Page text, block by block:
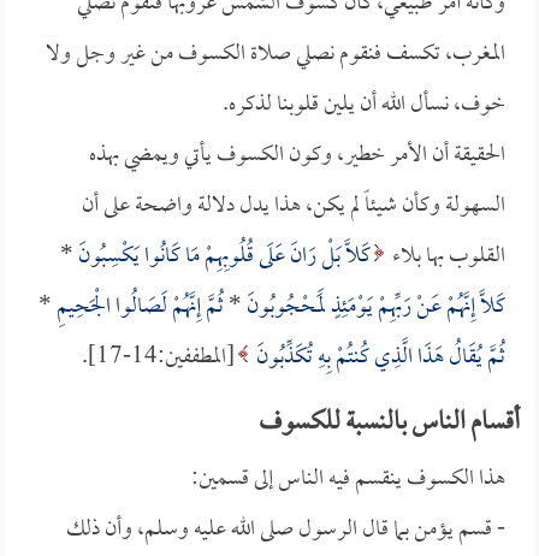
المغرب، تكسف فنقوم نصلي صلاة الكسوف من غير وجل ولا
خوف، نسأل الله أن يلين قلوبنا لذكره.
الحقيقة أن الأمر خطير، وكون الكسوف يأتي ويمضي بهذه
السهولة وكأن شيئاً لم يكن، هذا يدل دلالة واضحة على أن
القلوب بها بلاء كَلاَّ بَلْ رَانَ عَلَى قُلُوبِهِمْ مَا كَانُوا يَكْسِبُونَ*
كَلاَّ إِنَّهُمْ عَنْ رَبِّهِمْ يَوْمَئِذٍ لَمَحْجُوبُونَ*ثُمَّ إِنَّهُمْ لَصَالُوا الْجَحِيمِ*
ثُمَّ يُقَالُ هَذَا الَّذِي كُنتُمْ بِهِ تُكَذِّبُونَ [المطففين:14-17].
أقسام الناس بالنسبة للكسوف
هذا الكسوف ينقسم فيه الناس إلى قسمين:
- قسم يؤمن بما قال الرسول صلى الله عليه وسلم، وأن ذلك